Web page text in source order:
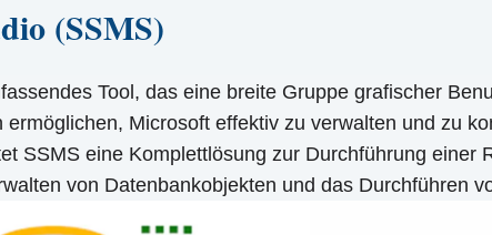
(SSMS)
Tool, das eine breite Gruppe grafischer
Microsoft effektiv zu verwalten und zu
SSMS eine Komplettlösung zur Durchführung einer
von Datenbankobjekten und das Durchführen